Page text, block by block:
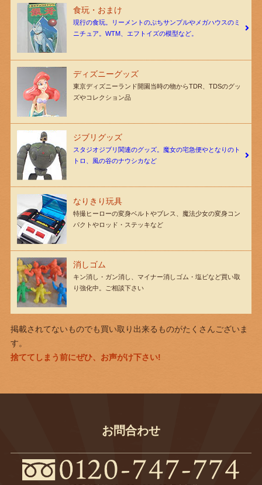
食玩・おまけ
現行の食玩。リーメントのぷちサンプルやメガハウスのミ
ニチュア。WTM、エフトイズの模型など。
ディズニーグッズ
東京ディズニーランド開園当時の物からTDR、TDSのグッ
ズやコレクション品
ジブリグッズ
スタジオジブリ関連のグッズ。魔女の宅急便やとなりのト
トロ、風の谷のナウシカなど
なりきり玩具
特撮ヒーローの変身ベルトやブレス、魔法少女の変身コン
パクトやロッド・ステッキなど
消しゴム
キン消し・ガン消し、マイナー消しゴム・塩ビなど買い取
り強化中。ご相談下さい
掲載されてないものでも買い取り出来るものがたくさんございま
す。
捨ててしまう前にぜひ、お声がけ下さい!
お問合わせ